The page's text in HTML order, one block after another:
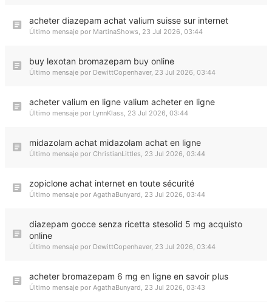
acheter diazepam achat valium suisse sur internet
Último mensaje por MartinaShows, 23 Jul 2026, 03:44
buy lexotan bromazepam buy online
Último mensaje por DewittCopenhaver, 23 Jul 2026, 03:44
acheter valium en ligne valium acheter en ligne
Último mensaje por LynnKlass, 23 Jul 2026, 03:44
midazolam achat midazolam achat en ligne
Último mensaje por ChristianLittles, 23 Jul 2026, 03:44
zopiclone achat internet en toute sécurité
Último mensaje por AgathaBunyard, 23 Jul 2026, 03:44
diazepam gocce senza ricetta stesolid 5 mg acquisto
online
Último mensaje por DewittCopenhaver, 23 Jul 2026, 03:44
acheter bromazepam 6 mg en ligne en savoir plus
Último mensaje por AgathaBunyard, 23 Jul 2026, 03:43